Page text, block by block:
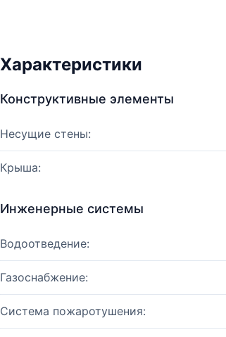
Характеристики
Конструктивные элементы
Несущие стены:
Крыша:
Инженерные системы
Водоотведение:
Газоснабжение:
Система пожаротушения: